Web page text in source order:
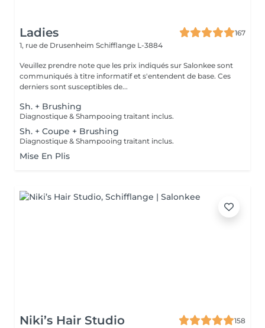
Ladies
167
1, rue de Drusenheim Schifflange L-3884
Veuillez prendre note que les prix indiqués sur Salonkee sont
communiqués à titre informatif et s'entendent de base. Ces
derniers sont susceptibles de...
Sh. + Brushing
Diagnostique & Shampooing traitant inclus.
Sh. + Coupe + Brushing
Diagnostique & Shampooing traitant inclus.
Mise En Plis
Niki’s Hair Studio
158